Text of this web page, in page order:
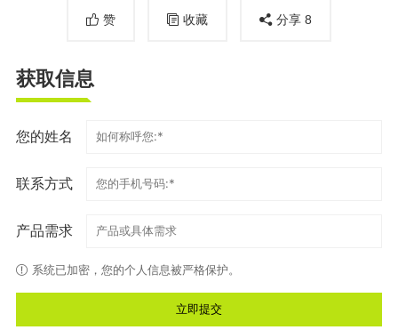
赞 收藏 分享 8
获取信息
您的姓名
联系方式
产品需求
系统已加密，您的个人信息被严格保护。